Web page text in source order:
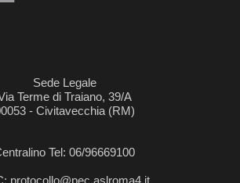
Sede Legale
Terme di Traiano, 39/A
- Civitavecchia (RM)
Tel: 06/96669100
protocollo@pec.aslroma4.it